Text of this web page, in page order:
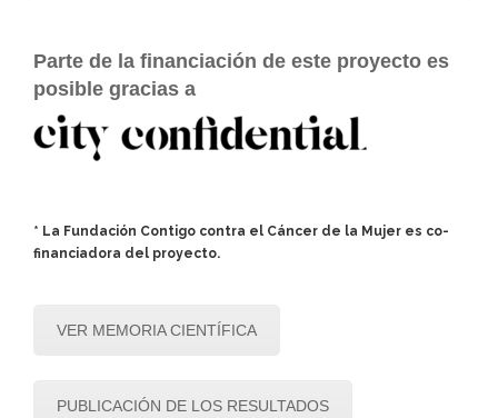
Parte de la financiación de este proyecto es
posible gracias a
* La Fundación Contigo contra el Cáncer de la Mujer es co-
financiadora del proyecto.
VER MEMORIA CIENTÍFICA
PUBLICACIÓN DE LOS RESULTADOS